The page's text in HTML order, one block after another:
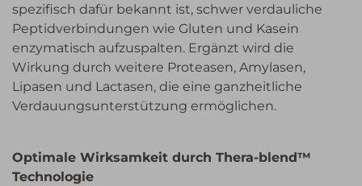
spezifisch dafür bekannt ist, schwer verdauliche
Peptidverbindungen wie Gluten und Kasein
enzymatisch aufzuspalten. Ergänzt wird die
Wirkung durch weitere Proteasen, Amylasen,
Lipasen und Lactasen, die eine ganzheitliche
Verdauungsunterstützung ermöglichen.
Optimale Wirksamkeit durch Thera-blend™
Technologie